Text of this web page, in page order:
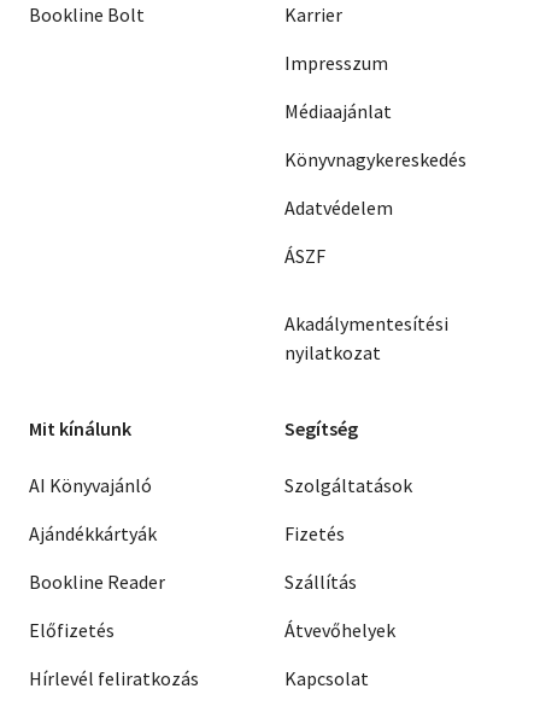
Bookline Bolt
Karrier
Impresszum
Médiaajánlat
Könyvnagykereskedés
Adatvédelem
ÁSZF
Akadálymentesítési
nyilatkozat
Mit kínálunk
AI Könyvajánló
Ajándékkártyák
Bookline Reader
Előfizetés
Hírlevél feliratkozás
Segítség
Szolgáltatások
Fizetés
Szállítás
Átvevőhelyek
Kapcsolat